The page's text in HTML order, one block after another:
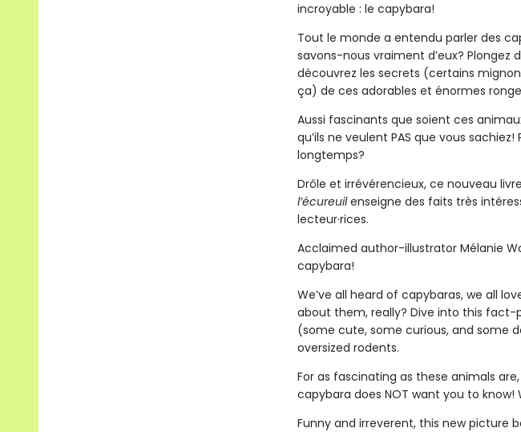
incroyable : le capybara!
Tout le monde a entendu parler des
savons-nous vraiment d’eux? Plongez
découvrez les secrets (certains
ça) de ces adorables et énormes
Aussi fascinants que soient ces
qu’ils ne veulent PAS que vous
longtemps?
Drôle et irrévérencieux, ce nouveau
l’écureuilenseigne des faits très
lecteur·rices.
Acclaimed author-illustrator Mélanie
capybara!
We’ve all heard of capybaras, we all
about them, really? Dive into this
(some cute, some curious, and some
oversized rodents.
For as fascinating as these animals
capybara does NOT want you to
Funny and irreverent, this new picture